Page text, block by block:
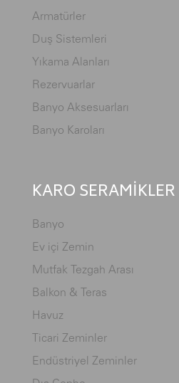
Armatürler
Duş Sistemleri
Yıkama Alanları
Rezervuarlar
Banyo Aksesuarları
Banyo Karoları
KARO SERAMİKLER
Banyo
Ev içi Zemin
Mutfak Tezgah Arası
Balkon & Teras
Havuz
Ticari Zeminler
Endüstriyel Zeminler